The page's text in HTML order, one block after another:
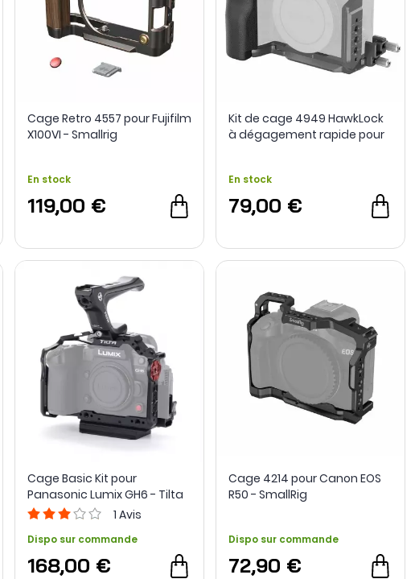
Cage Retro 4557 pour Fujifilm
X100VI - Smallrig
En stock
119,00 €
Kit de cage 4949 HawkLock
à dégagement rapide pour
En stock
79,00 €
Cage Basic Kit pour
Panasonic Lumix GH6 - Tilta
1 Avis
Dispo sur commande
168,00 €
Cage 4214 pour Canon EOS
R50 - SmallRig
Dispo sur commande
72,90 €